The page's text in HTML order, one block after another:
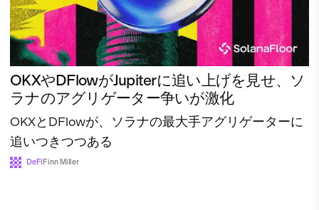
OKXやDFlowがJupiterに追い上げを見せ、ソ
ラナのアグリゲーター争いが激化
OKXとDFlowが、ソラナの最大手アグリゲーターに
追いつきつつある
DeFi Finn Miller